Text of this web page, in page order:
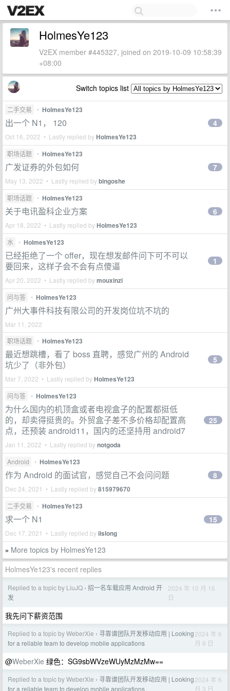
HolmesYe123
V2EX member #445327, joined on 2019-10-09 10:58:39
+08:00
Switch topics list
二手交易 • HolmesYe123
出一个 N1， 120
Oct 16, 2022 • Lastly replied byHolmesYe123
4
职场话题 • HolmesYe123
广发证券的外包如何
May 13, 2022 • Lastly replied bybingoshe
7
职场话题 • HolmesYe123
关于电讯盈科企业方案
Apr 18, 2022 • Lastly replied byHolmesYe123
6
水 • HolmesYe123
已经拒绝了一个 offer，现在想发邮件问下可不可以
要回来，这样子会不会有点傻逼
Apr 20, 2022 • Lastly replied bymouxinzi
1
问与答 • HolmesYe123
广州大事件科技有限公司的开发岗位坑不坑的
Mar 11, 2022
职场话题
• HolmesYe123
最近想跳槽，看了 boss 直聘，感觉广州的 Android
坑少了（非外包）
Mar 7, 2022 • Lastly replied byHolmesYe123
5
问与答 • HolmesYe123
为什么国内的机顶盒或者电视盒子的配置都挺低
的，却卖得挺贵的。外贸盒子差不多价格却配置高
点，还预装 android11，国内的还坚持用 android7
Jan 11, 2022 • Lastly replied bynotgoda
25
Android • HolmesYe123
作为 Android 的面试官，感觉自己不会问问题
Dec 24, 2021 • Lastly replied by815979670
8
二手交易 • HolmesYe123
求一个 N1
Dec 17, 2021 • Lastly replied byiislong
15
» More topics by HolmesYe123
HolmesYe123's recent replies
Replied to a topic by LiuJQ › 招一名车载应用 Android 开
发
2024 年 10 月 16
日
我先问下薪资范围
Replied to a topic by WeberXie › 寻靠谱团队开发移动应用 | Looking
for a reliable team to develop mobile applications
2024 年 6
月 6 日
@WeberXie 绿色：SG9sbWVzeWUyMzMzMw==
Replied to a topic by WeberXie › 寻靠谱团队开发移动应用 | Looking
for a reliable team to develop mobile applications
2024 年 6
月 3 日